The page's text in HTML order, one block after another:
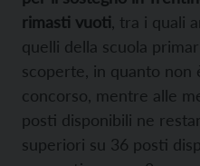
rimasti vuoti , tra i quali
quelli della scuola
scoperte, in quanto non
concorso, mentre alle
posti disponibili ne
superiori su 36 posti